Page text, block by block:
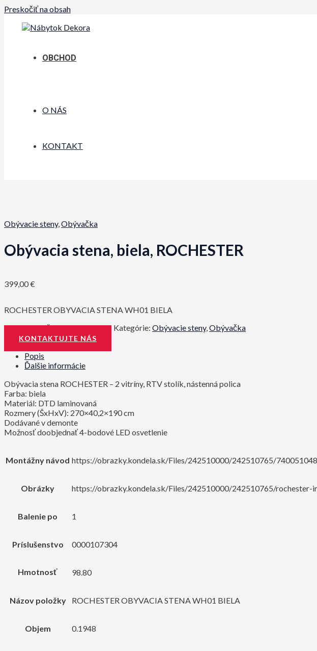
Preskočiť na obsah
OBCHOD
O NÁS
KONTAKT
Obývacie steny,Obývačka
Obývacia stena, biela, ROCHESTER
399,00€
ROCHESTER OBYVACIA STENA WH01 BIELA
Katalógové číslo:0000149991 Kategórie: Obývacie steny,Obývačka
KONTAKTUJTE NÁS
Popis
Ďalšie informácie
Obývacia stena ROCHESTER – 2 vitríny, RTV stolík, nástenná polica
Farba: biela
Materiál: DTD laminovaná
Rozmery (ŠxHxV): 270×40,2×190 cm
Dodávané v demonte
Možnosť doobjednať 4-bodové LED osvetlenie
Montážny návod https://obrazky.kondela.sk/Files/242510000/242510765/
Obrázky https://obrazky.kondela.sk/Files/242510000/242510765/rochester-
Balenie po 1
Príslušenstvo 0000107304
Hmotnosť 98.80
Názov položky ROCHESTER OBYVACIA STENA WH01 BIELA
Objem 0.1948